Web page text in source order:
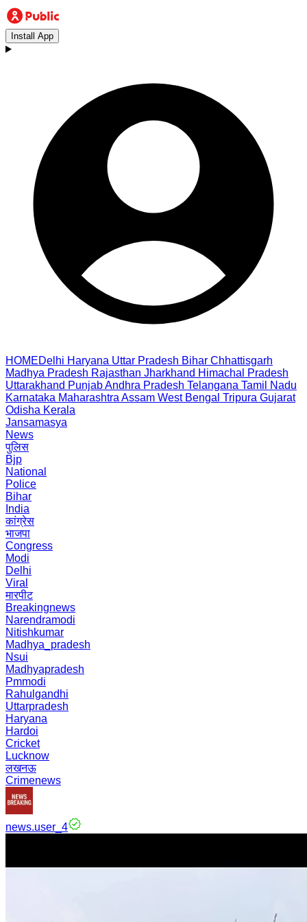
Install App
HOMEDelhi Haryana Uttar Pradesh Bihar Chhattisgarh
Madhya Pradesh Rajasthan Jharkhand Himachal Pradesh
Uttarakhand PunjabAndhra Pradesh Telangana Tamil Nadu
Karnataka Maharashtra Assam West Bengal Tripura Gujarat
Odisha Kerala
Jansamasya
News
पुलिस
Bjp
National
Police
Bihar
India
कांग्रेस
भाजपा
Congress
Modi
Delhi
Viral
मारपीट
Breakingnews
Narendramodi
Nitishkumar
Madhya_pradesh
Nsui
Madhyapradesh
Pmmodi
Rahulgandhi
Uttarpradesh
Haryana
Hardoi
Cricket
Lucknow
लखनऊ
Crimenews
news.user_4